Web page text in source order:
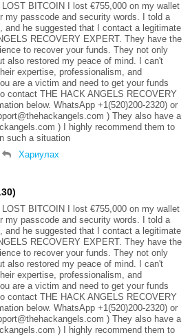
BITCOIN I lost €755,000 on my wallet
my passcode and security words. I told a
and he suggested that I contact a legitimate
RECOVERY EXPERT. They have the
to recover your funds. They not only
also restored my peace of mind. I can't
expertise, professionalism, and
are a victim and need to get your funds
contact THE HACK ANGELS RECOVERY
below. WhatsApp +1(520)200-2320) or
) They also have a
) I highly recommend them to
such a situation
Хариулах
BITCOIN I lost €755,000 on my wallet
my passcode and security words. I told a
and he suggested that I contact a legitimate
RECOVERY EXPERT. They have the
to recover your funds. They not only
also restored my peace of mind. I can't
expertise, professionalism, and
are a victim and need to get your funds
contact THE HACK ANGELS RECOVERY
below. WhatsApp +1(520)200-2320) or
) They also have a
) I highly recommend them to